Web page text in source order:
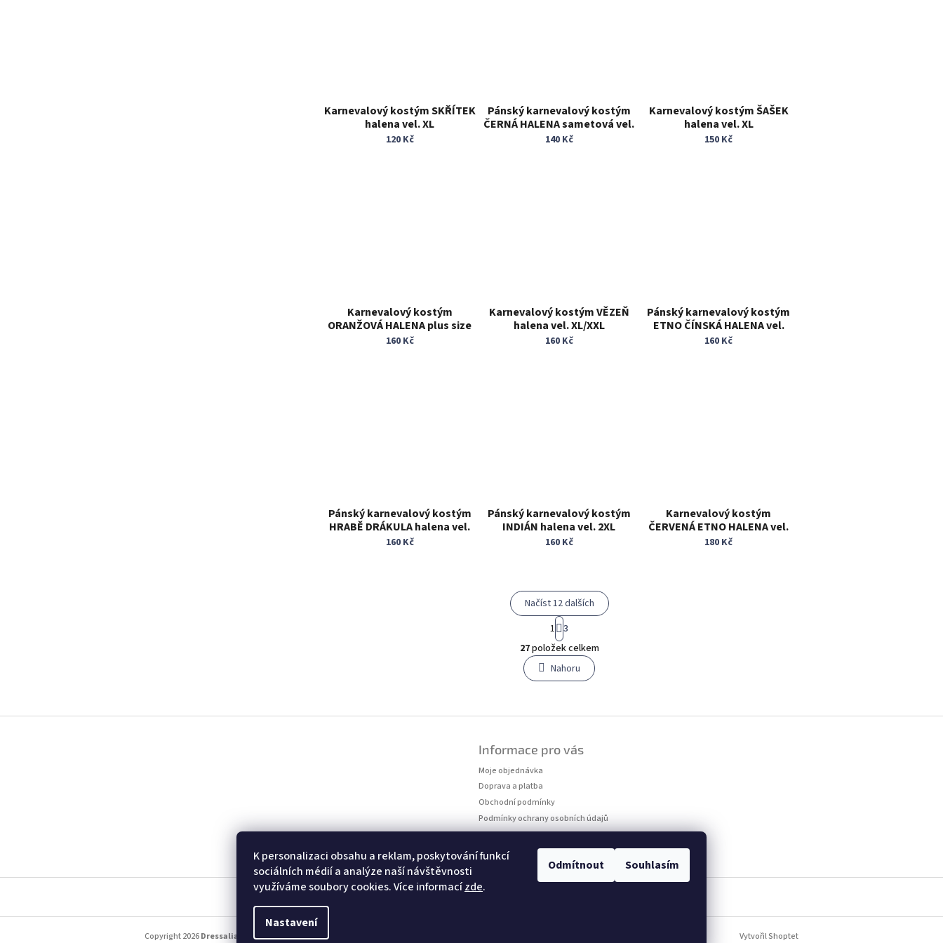
K personalizaci obsahu a reklam, poskytování funkcí
sociálních médií a analýze naší návštěvnosti
využíváme soubory cookies. Více informacízde.
Nastavení
Odmítnout Souhlasím
Karnevalový kostým SKŘÍTEK
halena vel. XL
120 Kč
Pánský karnevalový kostým
ČERNÁ HALENA sametová vel.
L
140 Kč
Karnevalový kostým ŠAŠEK
halena vel. XL
150 Kč
Karnevalový kostým
ORANŽOVÁ HALENA plus size
160 Kč
Karnevalový kostým VĚZEŇ
halena vel. XL/XXL
160 Kč
Pánský karnevalový kostým
ETNO ČÍNSKÁ HALENA vel.
L/XL
160 Kč
Pánský karnevalový kostým
HRABĚ DRÁKULA halena vel.
univerzální
160 Kč
Pánský karnevalový kostým
INDIÁN halena vel. 2XL
160 Kč
Karnevalový kostým
ČERVENÁ ETNO HALENA vel.
L/XL
180 Kč
O
v
l
á
c
p
v
ý
s
u
Načíst 12 dalších
S
t
r
á
n
k
á
1
3
27položek celkem
Nahoru
Informace pro vás
Moje objednávka
Doprava a platba
Obchodní podmínky
Podmínky ochrany osobních údajů
Kontakty
Měření velikostí
Vytvořil Shoptet
Copyright 2026Dressalia . Všechna práva vyhrazena.